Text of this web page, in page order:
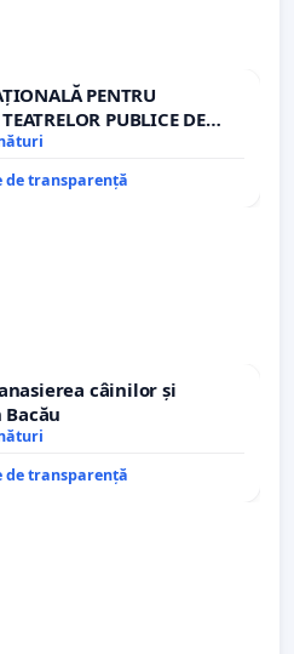
PENTRU
PUBLICE DE
DIN ROMÂNIA
de transparență
câinilor și
de transparență